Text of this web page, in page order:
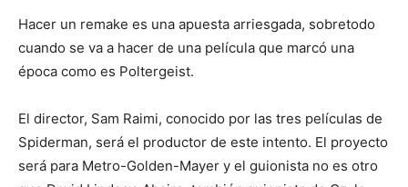
del
Mundo
Hacer un remake es una apuesta arriesgada, sobretodo
cuando se va a hacer de una película que marcó una
época como es Poltergeist.
El director, Sam Raimi, conocido por las tres películas de
Spiderman, será el productor de este intento. El proyecto
será para Metro-Golden-Mayer y el guionista no es otro